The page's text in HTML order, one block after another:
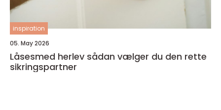
inspiration
05. May 2026
Låsesmed herlev sådan vælger du den rette
sikringspartner